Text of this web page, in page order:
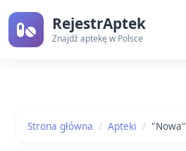
RejestrAptek
Znajdź aptekę w Polsce
Strona główna Apteki "Nowa"